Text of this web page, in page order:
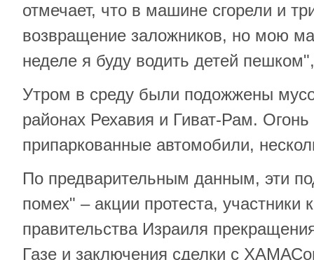
отмечает, что в машине сгорели и
возвращение заложников, но мою
неделе я буду водить детей
Утром в среду были подожжены
районах Рехавия и Гиват-Рам. Огонь
припаркованные автомобили,
По предварительным данным, эти
помех" – акции протеста, участники
правительства Израиля
Газе и заключения сделки с